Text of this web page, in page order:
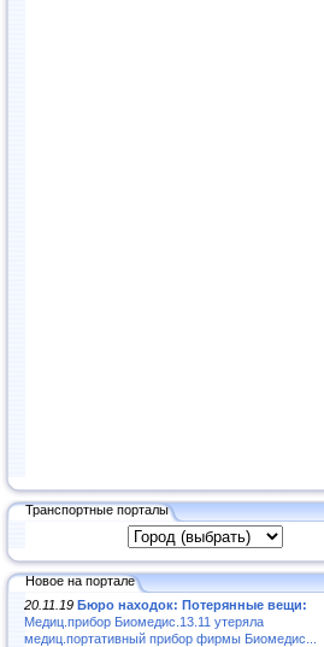
Транспортные порталы
Новое на портале
20.11.19 Бюро находок: Потерянные вещи:
Медиц.прибор Биомедис.13.11 утеряла
медиц.портативный прибор фирмы Биомедис...